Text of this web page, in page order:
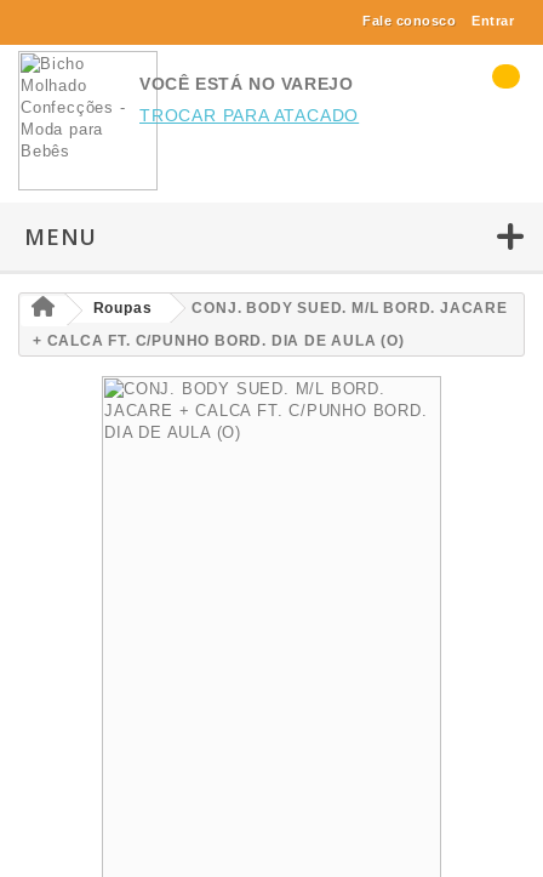
Entrar
Fale conosco
VOCÊ ESTÁ NO VAREJO
TROCAR PARA ATACADO
MENU
Roupas
CONJ. BODY SUED. M/L BORD. JACARE
+ CALCA FT. C/PUNHO BORD. DIA DE AULA (O)